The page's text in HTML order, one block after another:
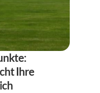
Ihre